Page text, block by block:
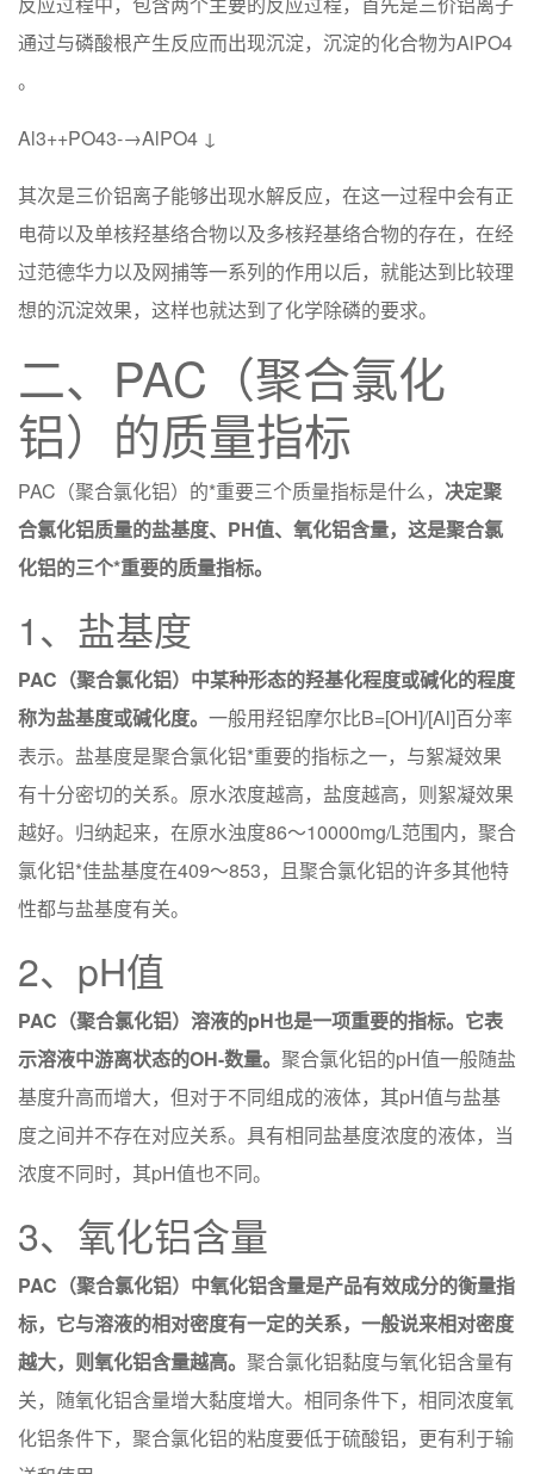
通过与磷酸根产生反应而出现沉淀，沉淀的化合物为AlPO4
。
Al3++PO43-→AlPO4 ↓
其次是三价铝离子能够出现水解反应，在这一过程中会有正
电荷以及单核羟基络合物以及多核羟基络合物的存在，在经
过范德华力以及网捕等一系列的作用以后，就能达到比较理
想的沉淀效果，这样也就达到了化学除磷的要求。
二、PAC（聚合氯化
铝）的质量指标​
PAC（聚合氯化铝）的*重要三个质量指标是什么， 决定聚
合氯化铝质量的盐基度、PH值、氧化铝含量，这是聚合氯
化铝的三个*重要的质量指标。
1、盐基度
PAC（聚合氯化铝）中某种形态的羟基化程度或碱化的程度
称为盐基度或碱化度。 一般用羟铝摩尔比B=[OH]/[Al]百分率
表示。盐基度是聚合氯化铝*重要的指标之一，与絮凝效果
有十分密切的关系。原水浓度越高，盐度越高，则絮凝效果
越好。归纳起来，在原水浊度86～10000mg/L范围内，聚合
氯化铝*佳盐基度在409～853，且聚合氯化铝的许多其他特
性都与盐基度有关。
2、pH值
PAC（聚合氯化铝）溶液的pH也是一项重要的指标。它表
示溶液中游离状态的OH-数量。 聚合氯化铝的pH值一般随盐
基度升高而增大，但对于不同组成的液体，其pH值与盐基
度之间并不存在对应关系。具有相同盐基度浓度的液体，当
浓度不同时，其pH值也不同。
3、氧化铝含量
PAC（聚合氯化铝）中氧化铝含量是产品有效成分的衡量指
标，它与溶液的相对密度有一定的关系，一般说来相对密度
越大，则氧化铝含量越高。 聚合氯化铝黏度与氧化铝含量有
关，随氧化铝含量增大黏度增大。相同条件下，相同浓度氧
化铝条件下，聚合氯化铝的粘度要低于硫酸铝，更有利于输